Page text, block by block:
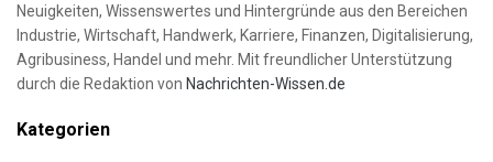
Neuigkeiten, Wissenswertes und Hintergründe aus den Bereichen
Industrie, Wirtschaft, Handwerk, Karriere, Finanzen, Digitalisierung,
Agribusiness, Handel und mehr. Mit freundlicher Unterstützung
durch die Redaktion von Nachrichten-Wissen.de
Kategorien